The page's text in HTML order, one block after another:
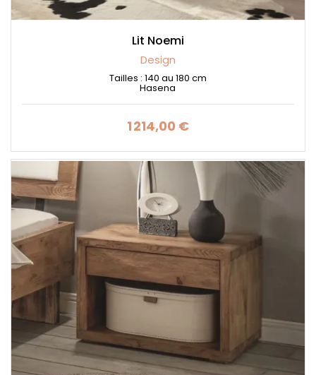
Lit Noemi
Design
Tailles : 140 au 180 cm
Hasena
Prix
1 214,00 €